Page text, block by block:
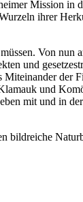
Mission
ihrer
Von
und
der
und
mit und in